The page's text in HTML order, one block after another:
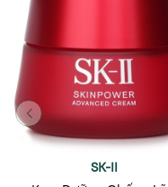
SK-II